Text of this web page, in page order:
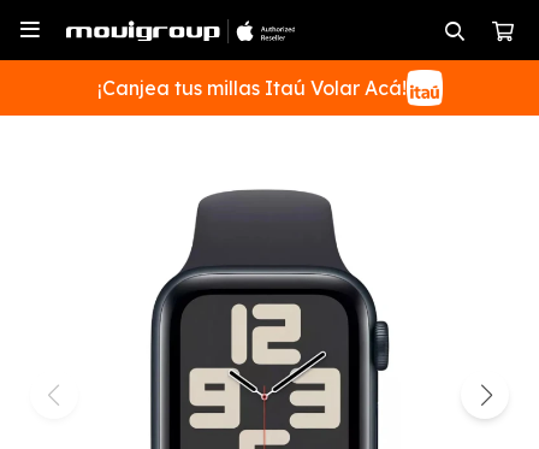

¡Canjea tus millas Itaú Volar Acá!
SUSCRIBIRME